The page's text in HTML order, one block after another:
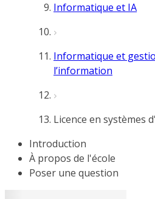
Informatique et IA
Informatique et
l’information
Licence en systèmes
Introduction
À propos de l'école
Poser une question